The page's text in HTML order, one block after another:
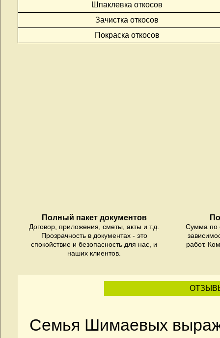
Шпаклевка откосов
Зачистка откосов
Покраска откосов
Полный пакет документов
Договор, приложения, сметы, акты и т.д.
Прозрачность в документах - это
спокойствие и безопасность для нас, и
наших клиентов.
Сумма по
работ.
Семья Шимаевых